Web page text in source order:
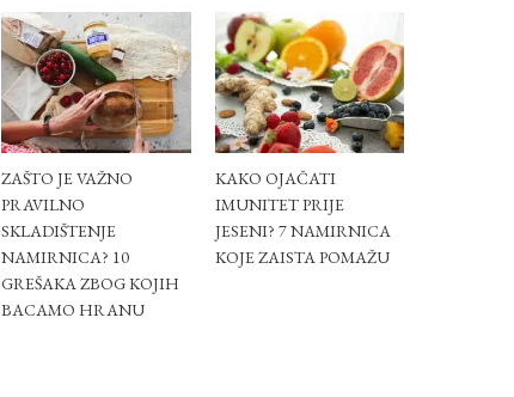
ZAŠTO JE VAŽNO
PRAVILNO
SKLADIŠTENJE
NAMIRNICA? 10
GREŠAKA ZBOG KOJIH
BACAMO HRANU
KAKO OJAČATI
IMUNITET PRIJE
JESENI? 7 NAMIRNICA
KOJE ZAISTA POMAŽU